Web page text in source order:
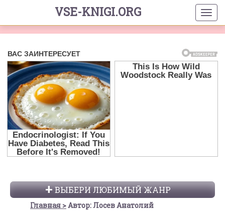
VSE-KNIGI.ORG
ВЫБЕРИ ЛЮБИМЫЙ ЖАНР
Главная Автор: Лосев Анатолий